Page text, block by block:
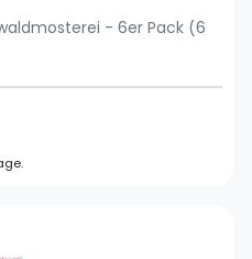
- 6er Pack (6